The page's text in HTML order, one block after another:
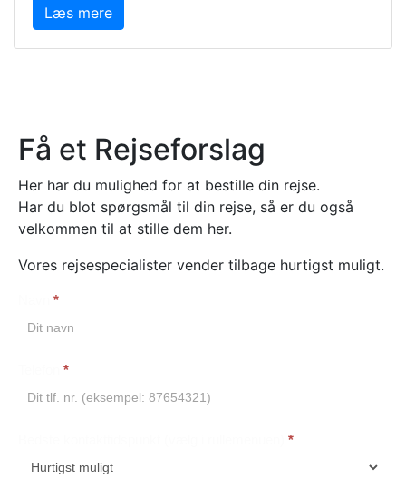
Læs mere
Få et Rejseforslag
Her har du mulighed for at bestille din rejse.
Har du blot spørgsmål til din rejse, så er du også
velkommen til at stille dem her.
Vores rejsespecialister vender tilbage hurtigst muligt.
Booking
*
*
*